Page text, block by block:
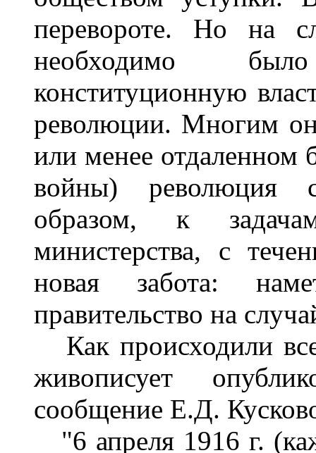
перевороте. Но на
необходимо
конституционную
революции. Многим
или менее отдаленном
войны) революция
образом, к
министерства, с
новая забота:
правительство на
Как происходили
живописует
сообщение Е.Д.
"6 апреля 1916 г.